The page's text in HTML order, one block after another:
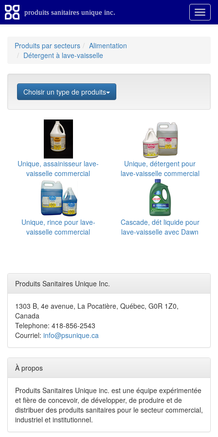
produits sanitaires unique inc.
Produits par secteurs
Alimentation
Détergent à lave-vaisselle
Choisir un type de produits
Unique, assainisseur lave-
vaisselle commercial
Unique, détergent pour
lave-vaisselle commercial
Unique, rince pour lave-
vaisselle commercial
Cascade, dét liquide pour
lave-vaisselle avec Dawn
Produits Sanitaires Unique Inc.
1303 B, 4e avenue, La Pocatière, Québec, G0R 1Z0,
Canada
Telephone: 418-856-2543
Courriel: info@psunique.ca
À propos
Produits Sanitaires Unique inc. est une équipe expérimentée
et fière de concevoir, de développer, de produire et de
distribuer des produits sanitaires pour le secteur commercial,
industriel et institutionnel.